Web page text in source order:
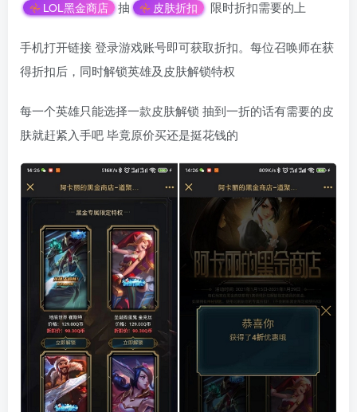
LOL黑金商店 抽 皮肤折扣 限时折扣需要的上
手机打开链接 登录游戏账号即可获取折扣。每位召唤师在获
得折扣后，同时解锁英雄及皮肤解锁特权
每一个英雄只能选择一款皮肤解锁 抽到一折的话有需要的皮
肤就赶紧入手吧 毕竟原价买还是挺花钱的